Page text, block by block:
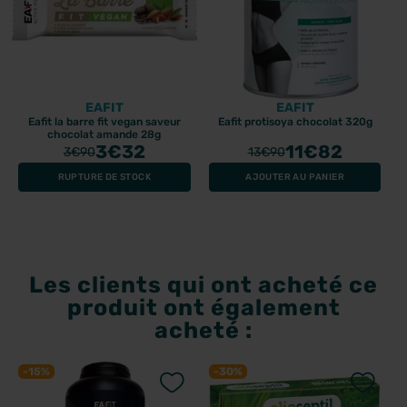
EAFIT
Eafit la barre fit vegan saveur
chocolat amande 28g
3€903€32
RUPTURE DE STOCK
EAFIT
Eafit protisoya chocolat 320g
13€9011€82
AJOUTER AU PANIER
Les clients qui ont acheté ce
produit ont également
acheté :
-15% -30%